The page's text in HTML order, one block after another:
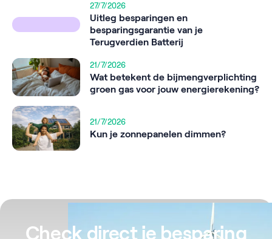
27/7/2026
Uitleg besparingen en
besparingsgarantie van je
Terugverdien Batterij
21/7/2026
Wat betekent de bijmengverplichting
groen gas voor jouw energierekening?
21/7/2026
Kun je zonnepanelen dimmen?
Check direct je besparing